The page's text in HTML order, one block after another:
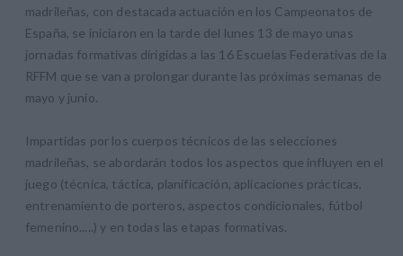
madrileñas, con destacada actuación en los Campeonatos de
España, se iniciaron en la tarde del lunes 13 de mayo unas
jornadas formativas dirigidas a las 16 Escuelas Federativas de la
RFFM que se van a prolongar durante las próximas semanas de
mayo y junio.
Impartidas por los cuerpos técnicos de las selecciones
madrileñas, se abordarán todos los aspectos que influyen en el
juego (técnica, táctica, planificación, aplicaciones prácticas,
entrenamiento de porteros, aspectos condicionales, fútbol
femenino.....) y en todas las etapas formativas.